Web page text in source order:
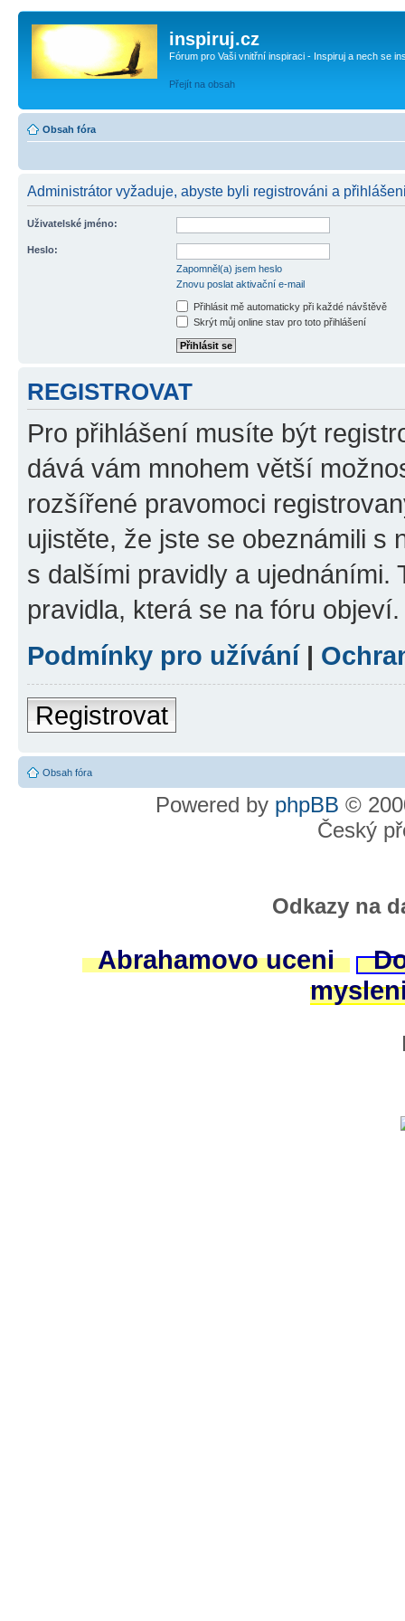
inspiruj.cz
Fórum pro Vaši vnitřní inspiraci - Inspiruj a nech se
Přejít na obsah
Obsah fóra
Administrátor vyžaduje, abyste byli registrováni a
Uživatelské jméno:
Heslo:
Zapomněl(a) jsem heslo
Znovu poslat aktivační e-mail
Přihlásit mě automaticky při každé návštěvě
Skrýt můj online stav pro toto přihlášení
REGISTROVAT
Pro přihlášení musíte být
dává vám mnohem větší
rozšířené pravomoci
ujistěte, že jste se obeznámili s
s dalšími pravidly a ujednáními.
pravidla, která se na fóru objeví.
Podmínky pro užívání|
Registrovat
Obsah fóra
Powered by phpBB ©
Český
Odkazy na
Abrahamovo uceni